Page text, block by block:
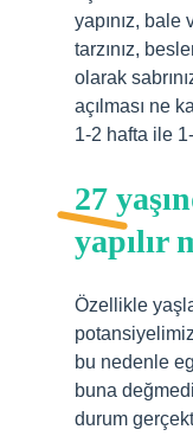
yapınız,
tarzınız,
olarak
açılması ne
1-2 hafta ile
27
yapılır
Özellikle
bu nedenle
buna
durum